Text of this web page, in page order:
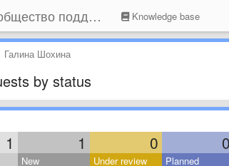
Joxi - сообщество поддержки Knowledge base
Галина Шохина
by status
1 1 0 0
New Under review Planned